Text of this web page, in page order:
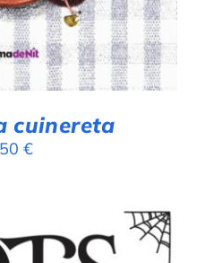
cuinereta
€